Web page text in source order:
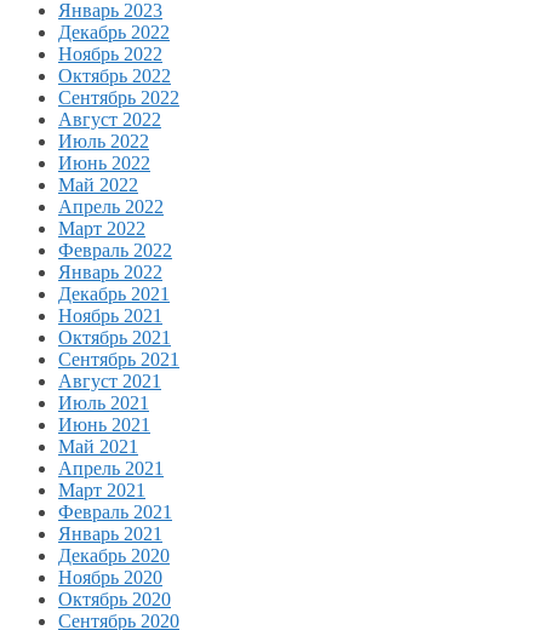
Январь 2023
Декабрь 2022
Ноябрь 2022
Октябрь 2022
Сентябрь 2022
Август 2022
Июль 2022
Июнь 2022
Май 2022
Апрель 2022
Март 2022
Февраль 2022
Январь 2022
Декабрь 2021
Ноябрь 2021
Октябрь 2021
Сентябрь 2021
Август 2021
Июль 2021
Июнь 2021
Май 2021
Апрель 2021
Март 2021
Февраль 2021
Январь 2021
Декабрь 2020
Ноябрь 2020
Октябрь 2020
Сентябрь 2020